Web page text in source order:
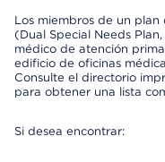
Los miembros de un
(Dual Special Needs
médico de atención
edificio de oficinas
Consulte el directorio
para obtener una lista
Si desea encontrar: